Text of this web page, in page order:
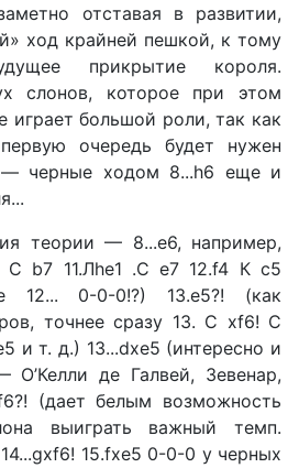
от­ставая в развитии,
ход крайней пешкой, к тому
прикрытие короля.
слонов, которое при этом
игра­ет большой роли, так как
очередь бу­дет нужен
— черные ходом 8...h6 еще и
тео­рии — 8...е6, например,
b7 11.Лhе1 .С е7 12.f4 К c5
12... 0-0-0!?) 13.е5?! (как
точнее сразу 13. С xf6! С
и т. д.) 13...dxe5 (интересно и
О’Келли де Галвей, Зевенар,
(дает белым возмож­ность
вы­играть важный темп.
15.fxe5 0-0-0 у черных